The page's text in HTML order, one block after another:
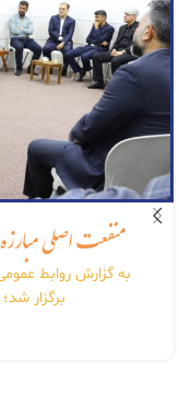
منفعت اصلی مبارزه
به گزارش روابط
برگزار